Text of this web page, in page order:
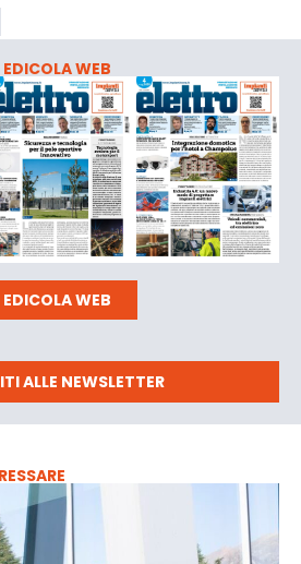
EDICOLA WEB
EDICOLA WEB
ALLE NEWSLETTER